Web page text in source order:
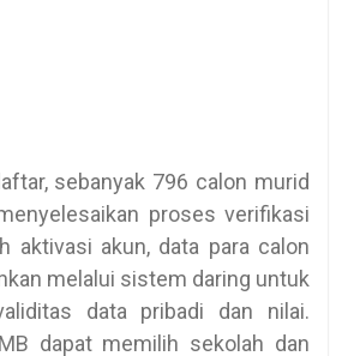
sebanyak 796 calon murid
proses verifikasi
aktivasi akun, data para calon
melalui sistem daring untuk
data pribadi dan nilai.
dapat memilih sekolah dan